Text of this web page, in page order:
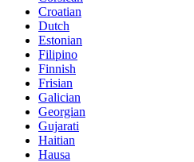
Croatian
Dutch
Estonian
Filipino
Finnish
Frisian
Galician
Georgian
Gujarati
Haitian
Hausa